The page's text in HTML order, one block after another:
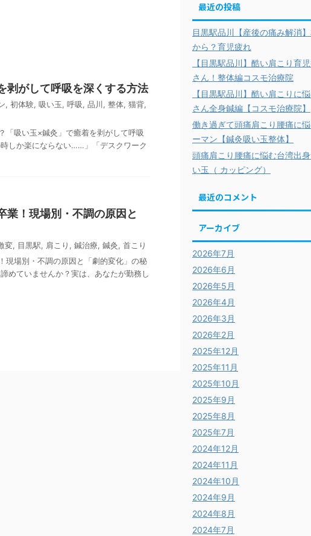
剥がして呼吸を深くする方法
, 初体験, 吸い玉, 呼吸 , 品川 , 整体, 猫背,
「吸い玉×鍼灸」で癒着を剥がして呼吸
しか楽にならない……」「デスクワーク
業！現場別・不調の原因と
変, 目黒駅, 肩こり , 鍼治療, 鍼灸, 首こり
現場別・不調の原因と「劇的変化」の秘
めていませんか？実は、あなたが勤務し
最近の投稿
目黒駅品川【産後の痛み解消
から？育児疲れ
【目黒駅品川】酷い肩こり育
さん！整体編コスモ治療院
【目黒駅品川】酷い肩こりに
さん全身鍼編【コスモ治療院】
働き過ぎて頭痛肩こり腰痛に
ーマン【鍼灸吸い玉整体】
頭痛肩こり腰痛に悩む台湾出
い玉（ カッピング）
最近のコメント
アーカイブ
2026年7月
2026年6月
2026年5月
2026年4月
2026年3月
2026年2月
2025年12月
2025年11月
2025年10月
2025年9月
2025年8月
2025年7月
2024年12月
2024年11月
2024年10月
2024年9月
2024年8月
2024年7月